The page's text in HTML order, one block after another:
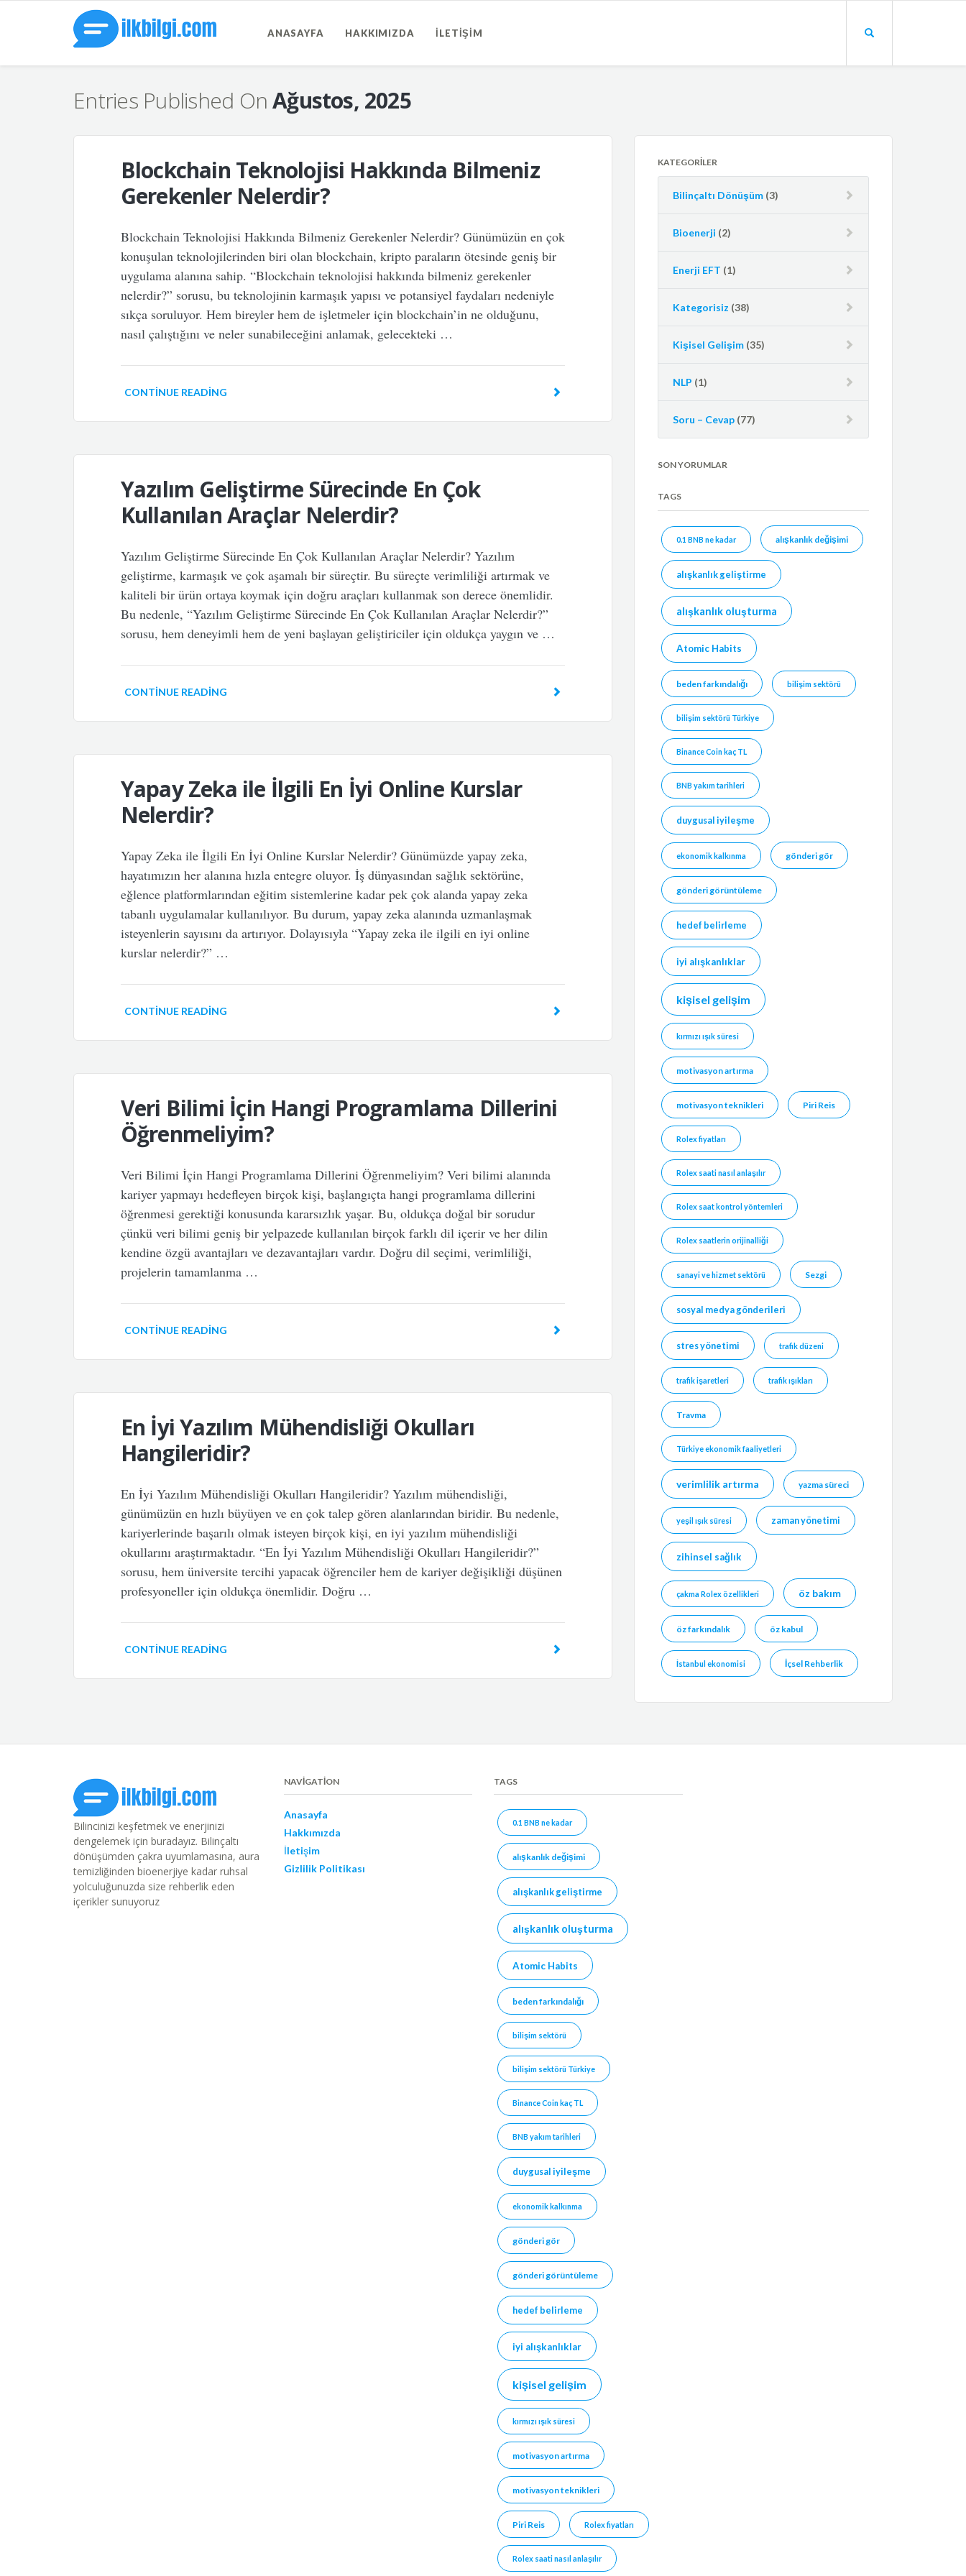
ANASAYFA HAKKIMIZDA İLETIŞIM
Entries Published OnAğustos, 2025
Blockchain Teknolojisi Hakkında Bilmeniz
Gerekenler Nelerdir?
Blockchain Teknolojisi Hakkında Bilmeniz Gerekenler Nelerdir? Günümüzün en çok
konuşulan teknolojilerinden biri olan blockchain, kripto paraların ötesinde geniş bir
uygulama alanına sahip. “Blockchain teknolojisi hakkında bilmeniz gerekenler
nelerdir?” sorusu, bu teknolojinin karmaşık yapısı ve potansiyel faydaları nedeniyle
sıkça soruluyor. Hem bireyler hem de işletmeler için blockchain’in ne olduğunu,
nasıl çalıştığını ve neler sunabileceğini anlamak, gelecekteki …
CONTINUE READING
Yazılım Geliştirme Sürecinde En Çok
Kullanılan Araçlar Nelerdir?
Yazılım Geliştirme Sürecinde En Çok Kullanılan Araçlar Nelerdir? Yazılım
geliştirme, karmaşık ve çok aşamalı bir süreçtir. Bu süreçte verimliliği artırmak ve
kaliteli bir ürün ortaya koymak için doğru araçları kullanmak son derece önemlidir.
Bu nedenle, “Yazılım Geliştirme Sürecinde En Çok Kullanılan Araçlar Nelerdir?”
sorusu, hem deneyimli hem de yeni başlayan geliştiriciler için oldukça yaygın ve …
CONTINUE READING
Yapay Zeka ile İlgili En İyi Online Kurslar
Nelerdir?
Yapay Zeka ile İlgili En İyi Online Kurslar Nelerdir? Günümüzde yapay zeka,
hayatımızın her alanına hızla entegre oluyor. İş dünyasından sağlık sektörüne,
eğlence platformlarından eğitim sistemlerine kadar pek çok alanda yapay zeka
tabanlı uygulamalar kullanılıyor. Bu durum, yapay zeka alanında uzmanlaşmak
isteyenlerin sayısını da artırıyor. Dolayısıyla “Yapay zeka ile ilgili en iyi online
kurslar nelerdir?” …
CONTINUE READING
Veri Bilimi İçin Hangi Programlama Dillerini
Öğrenmeliyim?
Veri Bilimi İçin Hangi Programlama Dillerini Öğrenmeliyim? Veri bilimi alanında
kariyer yapmayı hedefleyen birçok kişi, başlangıçta hangi programlama dillerini
öğrenmesi gerektiği konusunda kararsızlık yaşar. Bu, oldukça doğal bir sorudur
çünkü veri bilimi geniş bir yelpazede kullanılan birçok farklı dil içerir ve her dilin
kendine özgü avantajları ve dezavantajları vardır. Doğru dil seçimi, verimliliği,
projelerin tamamlanma …
CONTINUE READING
En İyi Yazılım Mühendisliği Okulları
Hangileridir?
En İyi Yazılım Mühendisliği Okulları Hangileridir? Yazılım mühendisliği,
günümüzün en hızlı büyüyen ve en çok talep gören alanlarından biridir. Bu nedenle,
kariyerlerinde başarılı olmak isteyen birçok kişi, en iyi yazılım mühendisliği
okullarını araştırmaktadır. “En İyi Yazılım Mühendisliği Okulları Hangileridir?”
sorusu, hem üniversite tercihi yapacak öğrenciler hem de kariyer değişikliği düşünen
profesyoneller için oldukça önemlidir. Doğru …
CONTINUE READING
KATEGORILER
Bilinçaltı Dönüşüm (3)
Bioenerji (2)
Enerji EFT (1)
Kategorisiz (38)
Kişisel Gelişim (35)
NLP (1)
Soru – Cevap (77)
SON YORUMLAR
TAGS
0.1 BNB ne kadar alışkanlık değişimi
alışkanlık geliştirme
alışkanlık oluşturma
Atomic Habits
beden farkındalığı bilişim sektörü
bilişim sektörü Türkiye
Binance Coin kaç TL
BNB yakım tarihleri
duygusal iyileşme
ekonomik kalkınma gönderi gör
gönderi görüntüleme
hedef belirleme
iyi alışkanlıklar
kişisel gelişim
kırmızı ışık süresi
motivasyon artırma
motivasyon teknikleri Piri Reis
Rolex fiyatları
Rolex saati nasıl anlaşılır
Rolex saat kontrol yöntemleri
Rolex saatlerin orijinalliği
sanayi ve hizmet sektörü Sezgi
sosyal medya gönderileri
stres yönetimi trafik düzeni
trafik işaretleri trafik ışıkları
Travma
Türkiye ekonomik faaliyetleri
verimlilik artırma yazma süreci
yeşil ışık süresi zaman yönetimi
zihinsel sağlık
çakma Rolex özellikleri öz bakım
öz farkındalık öz kabul
İstanbul ekonomisi İçsel Rehberlik
Bilincinizi keşfetmek ve enerjinizi
dengelemek için buradayız. Bilinçaltı
dönüşümden çakra uyumlamasına, aura
temizliğinden bioenerjiye kadar ruhsal
yolculuğunuzda size rehberlik eden
içerikler sunuyoruz
NAVIGATION
Anasayfa
Hakkımızda
İletişim
Gizlilik Politikası
TAGS
0.1 BNB ne kadar
alışkanlık değişimi
alışkanlık geliştirme
alışkanlık oluşturma
Atomic Habits
beden farkındalığı
bilişim sektörü
bilişim sektörü Türkiye
Binance Coin kaç TL
BNB yakım tarihleri
duygusal iyileşme
ekonomik kalkınma
gönderi gör
gönderi görüntüleme
hedef belirleme
iyi alışkanlıklar
kişisel gelişim
kırmızı ışık süresi
motivasyon artırma
motivasyon teknikleri
Piri Reis Rolex fiyatları
Rolex saati nasıl anlaşılır